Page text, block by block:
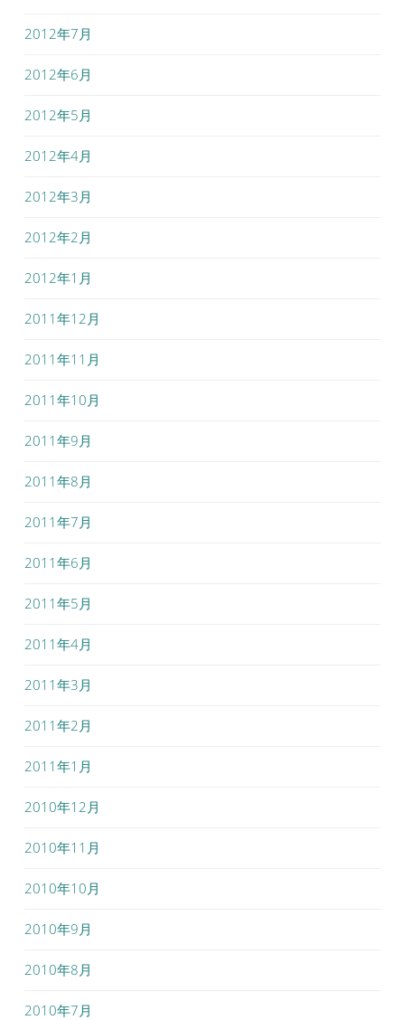
2012年7月
2012年6月
2012年5月
2012年4月
2012年3月
2012年2月
2012年1月
2011年12月
2011年11月
2011年10月
2011年9月
2011年8月
2011年7月
2011年6月
2011年5月
2011年4月
2011年3月
2011年2月
2011年1月
2010年12月
2010年11月
2010年10月
2010年9月
2010年8月
2010年7月